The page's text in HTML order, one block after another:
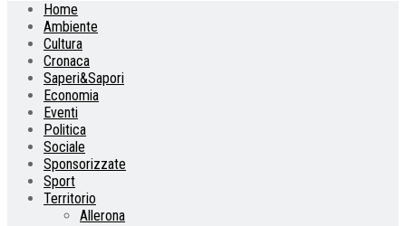
Home
Ambiente
Cultura
Cronaca
Saperi&Sapori
Economia
Eventi
Politica
Sociale
Sponsorizzate
Sport
Territorio
Allerona